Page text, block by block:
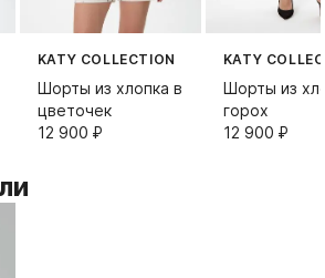
KATY COLLECTION
Шорты из хлопка в
цветочек
12 900⁠ ⁠₽
KATY
Шорты из
горох
12 900⁠ ⁠₽